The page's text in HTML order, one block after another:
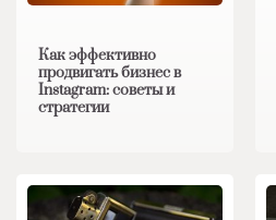
Как эффективно
продвигать бизнес в
Instagram: советы и
стратегии